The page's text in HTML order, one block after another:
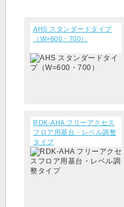
AHS スタンダードタイプ
（W=600・700）
RDK-AHA フリーアクセス
フロア用基台・レベル調整
タイプ